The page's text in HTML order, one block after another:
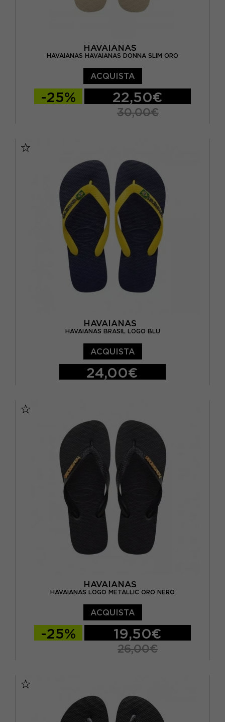
BRASIL 45/46 - EUR 47/48
HAVAIANAS
HAVAIANAS HAVAIANAS DONNA SLIM ORO
BRASIL 31/32 - EUR 33/34
BRASIL 35/36 - EUR 37/38
BRASIL 37/38 - EUR 39/40
BRASIL 39/40 - EUR 41/42
BRASIL 41/42 - EUR 43/44
ACQUISTA
-25% 22,50€
30,00€
HAVAIANAS
HAVAIANAS BRASIL LOGO BLU
BRASIL 27/28 - EUR 29/30
BRASIL 29/30 - EUR 31/32
BRASIL 31/32 - EUR 33/34
BRASIL 33/34 - EUR 35/36
BRASIL 35/36 - EUR 37/38
BRASIL 39/40 - EUR 41/42
BRASIL 41/42 - EUR 43/44
BRASIL 45/46 - EUR 47/48
ACQUISTA
24,00€
HAVAIANAS
HAVAIANAS LOGO METALLIC ORO NERO
BRASIL 37/38 - EUR 39/40
ACQUISTA
-25% 19,50€
26,00€